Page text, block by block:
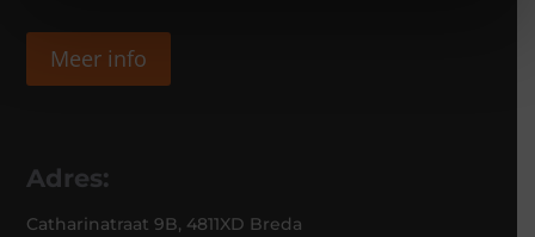
Meer info
Adres:
Catharinatraat 9B, 4811XD Breda